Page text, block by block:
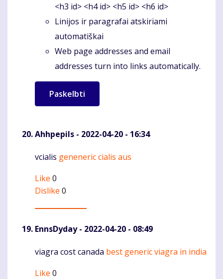
<h3 id> <h4 id> <h5 id> <h6 id>
Linijos ir paragrafai atskiriami
automatiškai
Web page addresses and email
addresses turn into links automatically.
Ahhpepils - 2022-04-20 - 16:34
Komentaras
vcialis geneneric cialis aus
Like 0
Dislike 0
EnnsDyday- 2022-04-20 - 08:49
Komentaras
viagra cost canada best generic viagra in india
Like 0